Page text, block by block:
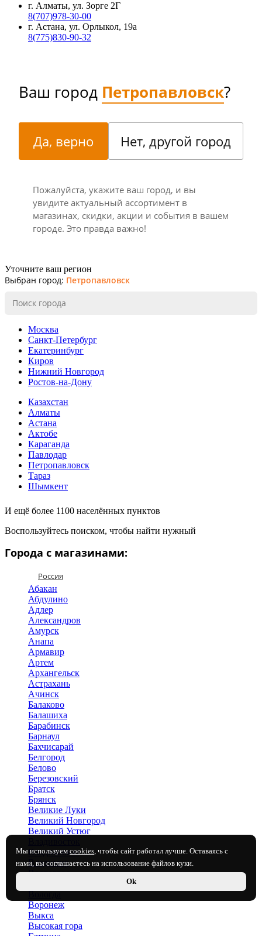
Мы используем cookies, чтобы сайт работал лучше. Оставаясь с
нами, вы соглашаетесь на использование файлов куки.
Ok
г. Алматы, ул. Зорге 2Г
8(707)978-30-00
г. Астана, ул. Орлыкол, 19а
8(775)830-90-32
Ваш город Петропавловск?
Да, верно Нет, другой город
Пожалуйста, укажите ваш город, и вы
увидите актуальный ассортимент в
магазинах, скидки, акции и события в вашем
городе. Это правда важно!
Уточните ваш регион
Выбран город: Петропавловск
Москва
Санкт-Петербург
Екатеринбург
Киров
Нижний Новгород
Ростов-на-Дону
Казахстан
Алматы
Астана
Актобе
Караганда
Павлодар
Петропавловск
Тараз
Шымкент
И ещё более 1100 населённых пунктов
Воспользуйтесь поиском, чтобы найти нужный
Города с магазинами:
Россия
Абакан
Абдулино
Адлер
Александров
Амурск
Анапа
Армавир
Артем
Архангельск
Астрахань
Ачинск
Балаково
Балашиха
Барабинск
Барнаул
Бахчисарай
Белгород
Белово
Березовский
Братск
Брянск
Великие Луки
Великий Новгород
Великий Устюг
Владикавказ
Владимир
Волгоград
Вологда
Воронеж
Выкса
Высокая гора